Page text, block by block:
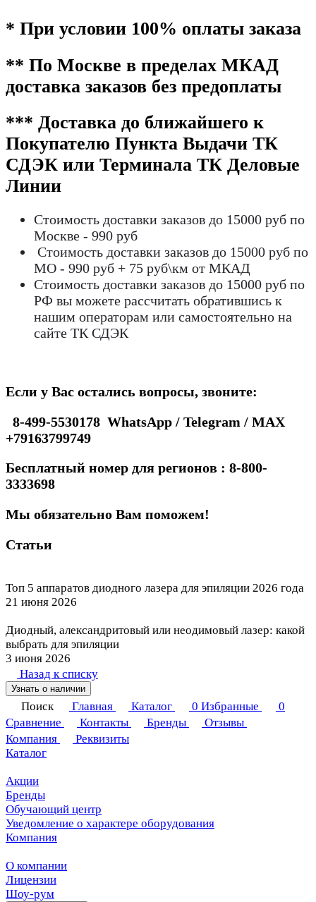
* При условии 100% оплаты заказа
** По Москве в пределах МКАД
доставка заказов без предоплаты
*** Доставка до ближайшего к
Покупателю Пункта Выдачи ТК
СДЭК или Терминала ТК Деловые
Линии
Стоимость доставки заказов до 15000 руб по
Москве - 990 руб
Стоимость доставки заказов до 15000 руб по
МО - 990 руб + 75 руб\км от МКАД
Стоимость доставки заказов до 15000 руб по
РФ вы можете рассчитать обратившись к
нашим операторам или самостоятельно на
сайте ТК СДЭК
Если у Вас остались вопросы, звоните:
8-499-5530178 WhatsApp / Telegram / MAX
+79163799749
Бесплатный номер для регионов : 8-800-
3333698
Мы обязательно Вам поможем!
Статьи
Топ 5 аппаратов диодного лазера для эпиляции 2026 года
21 июня 2026
Диодный, александритовый или неодимовый лазер: какой
выбрать для эпиляции
3 июня 2026
Назад к списку
Узнать о наличии
Поиск Главная Каталог 0 Избранные
0
Сравнение
Контакты Бренды
Отзывы
Компания
Реквизиты
Каталог
Акции
Бренды
Обучающий центр
Уведомление о характере оборудования
Компания
О компании
Лицензии
Шоу-рум